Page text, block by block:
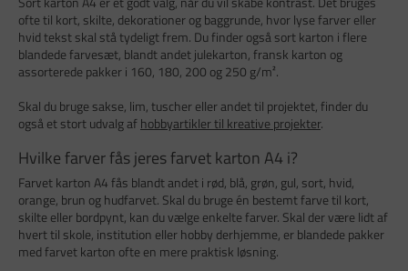
ofte til kort, skilte, dekorationer og baggrunde, hvor lyse farver eller
hvid tekst skal stå tydeligt frem. Du finder også sort karton i flere
blandede farvesæt, blandt andet julekarton, fransk karton og
assorterede pakker i 160, 180, 200 og 250 g/m².
Skal du bruge sakse, lim, tuscher eller andet til projektet, finder du
også et stort udvalg afhobbyartikler til kreative projekter.
Hvilke farver fås jeres farvet karton A4 i?
Farvet karton A4 fås blandt andet i rød, blå, grøn, gul, sort, hvid,
orange, brun og hudfarvet. Skal du bruge én bestemt farve til kort,
skilte eller bordpynt, kan du vælge enkelte farver. Skal der være lidt af
hvert til skole, institution eller hobby derhjemme, er blandede pakker
med farvet karton ofte en mere praktisk løsning.